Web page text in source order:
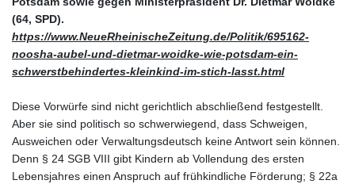
(64, SPD).
https://www.NeueRheinischeZeitung.de/Politik/695162-
noosha-aubel-und-dietmar-woidke-wie-potsdam-ein-
schwerstbehindertes-kleinkind-im-stich-lasst.html
Diese Vorwürfe sind nicht gerichtlich abschließend festgestellt.
Aber sie sind politisch so schwerwiegend, dass Schweigen,
Ausweichen oder Verwaltungsdeutsch keine Antwort sein können.
Denn § 24 SGB VIII gibt Kindern ab Vollendung des ersten
Lebensjahres einen Anspruch auf frühkindliche Förderung; § 22a